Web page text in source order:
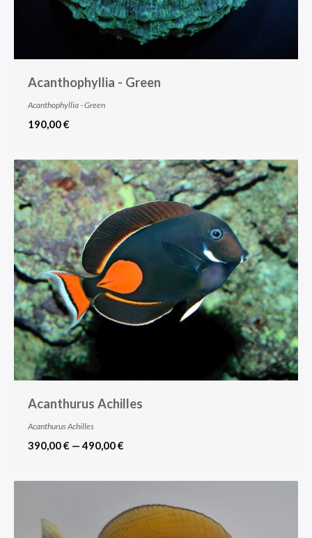
Acanthophyllia - Green
Acanthophyllia - Green
190,00 €
Acanthurus Achilles
Acanthurus Achilles
390,00 € — 490,00 €